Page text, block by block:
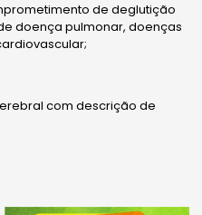
de deglutição
doença pulmonar, doenças
com descrição de